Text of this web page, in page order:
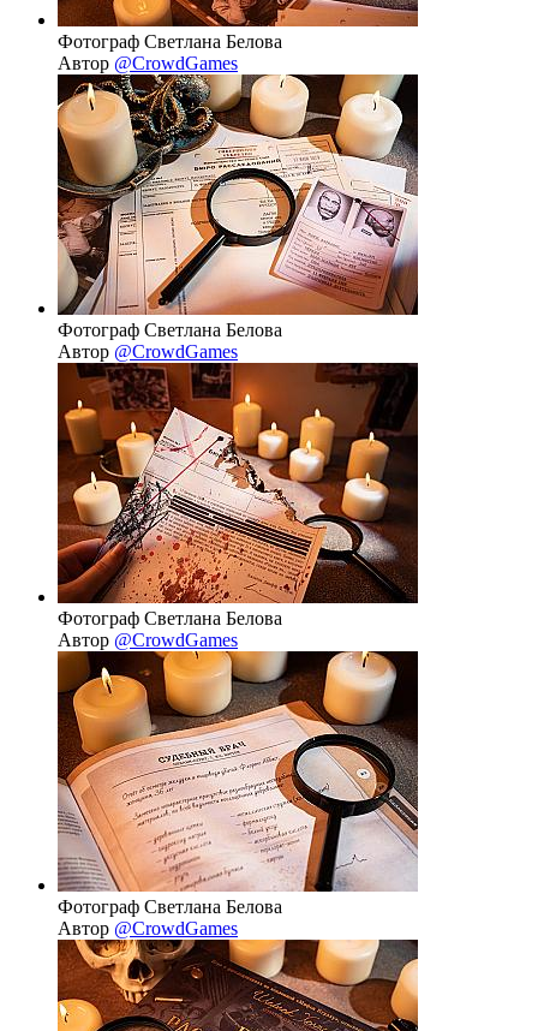
Фотограф Светлана Белова
Автор @CrowdGames
Фотограф Светлана Белова
Автор @CrowdGames
Фотограф Светлана Белова
Автор @CrowdGames
Фотограф Светлана Белова
Автор @CrowdGames